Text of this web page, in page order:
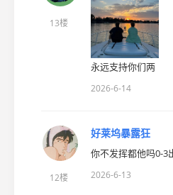
13楼
永远支持你们两
2026-6-14
12楼
好莱坞暴露狂
你不发挥都他吗0-3
2026-6-13